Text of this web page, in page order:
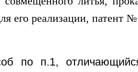
по п.1,